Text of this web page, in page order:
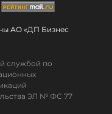
АО «ДП Бизнес
службой по
ЭЛ № ФС 77